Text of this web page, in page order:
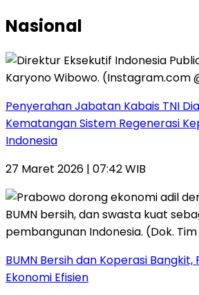
Nasional
Penyerahan Jabatan Kabais TNI
Kematangan Sistem Regenerasi
Indonesia
27 Maret 2026 | 07:42 WIB
BUMN Bersih dan Koperasi
Ekonomi Efisien